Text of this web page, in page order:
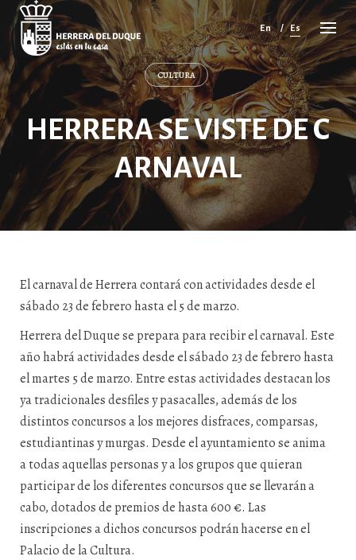
Cancelar
comentario
En Es
CULTURA
HERRERA SE VISTE DE C
ARNAVAL
El carnaval de Herrera contará con actividades desde el
sábado 23 de febrero hasta el 5 de marzo.
Herrera del Duque se prepara para recibir el carnaval. Este
año habrá actividades desde el sábado 23 de febrero hasta
el martes 5 de marzo. Entre estas actividades destacan los
ya tradicionales desfiles y pasacalles, además de los
distintos concursos a los mejores disfraces, comparsas,
estudiantinas y murgas. Desde el ayuntamiento se anima
a todas aquellas personas y a los grupos que quieran
participar de los diferentes concursos que se llevarán a
cabo, dotados de premios de hasta 600 €. Las
inscripciones a dichos concursos podrán hacerse en el
Palacio de la Cultura.